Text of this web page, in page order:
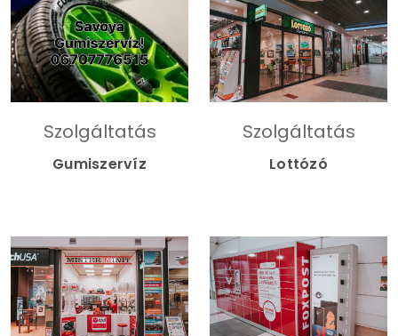
Szolgáltatás
Gumiszervíz
Szolgáltatás
Lottózó